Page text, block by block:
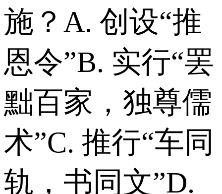
施？ A. 创设“推
恩令” B. 实行“罢
黜百家，独尊儒
术” C. 推行“车同
轨，书同文” D.